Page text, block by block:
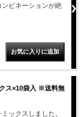
ビネーションが絶
ス×10袋入 ※送料無
ックスしました。